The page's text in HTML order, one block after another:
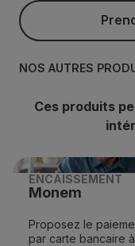
Prendre rendez-
NOS AUTRES
Ces produits
ENCAISSEMENT
Monem
Proposez le
par carte bancaire